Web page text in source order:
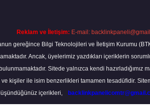
Reklam ve İletişim: E-mail:
gereğince Bilgi Teknolojileri ve İletişim Kurumu
Ancak, üyelerimiz yazdıkları içeriklerin
Sitede yalnızca kendi
ve kişiler ile isim benzerlikleri tamamen tesadüfidir.
içerikleri,